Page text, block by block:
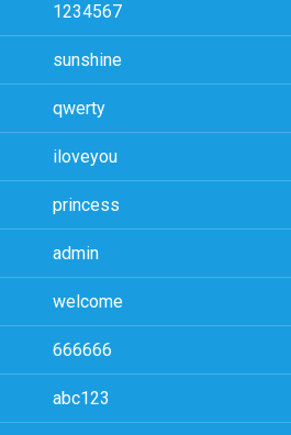
1234567
sunshine
qwerty
iloveyou
princess
admin
welcome
666666
abc123